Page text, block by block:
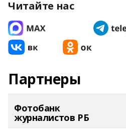
Читайте нас
Партнеры
Фотобанк
журналистов РБ